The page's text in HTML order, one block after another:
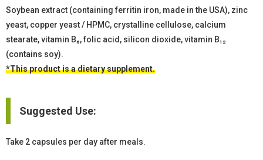
Soybean extract (containing ferritin iron, made in the USA), zinc
yeast, copper yeast / HPMC, crystalline cellulose, calcium
stearate, vitamin B₆, folic acid, silicon dioxide, vitamin B₁₂
(contains soy).
*This product is a dietary supplement.
Suggested Use:
Take 2 capsules per day after meals.